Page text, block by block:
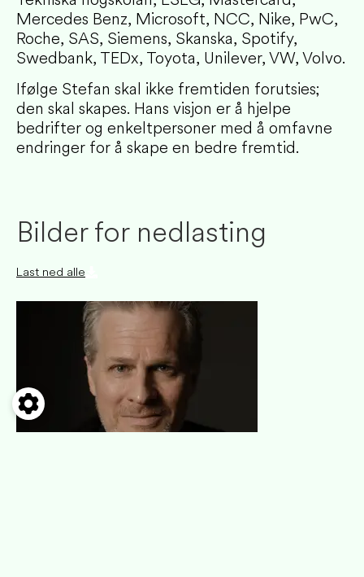
Mercedes Benz, Microsoft, NCC, Nike, PwC,
Roche, SAS, Siemens, Skanska, Spotify,
Swedbank, TEDx, Toyota, Unilever, VW, Volvo.
Ifølge Stefan skal ikke fremtiden forutsies;
den skal skapes. Hans visjon er å hjelpe
bedrifter og enkeltpersoner med å omfavne
endringer for å skape en bedre fremtid.
Bilder for nedlasting
Last ned alle